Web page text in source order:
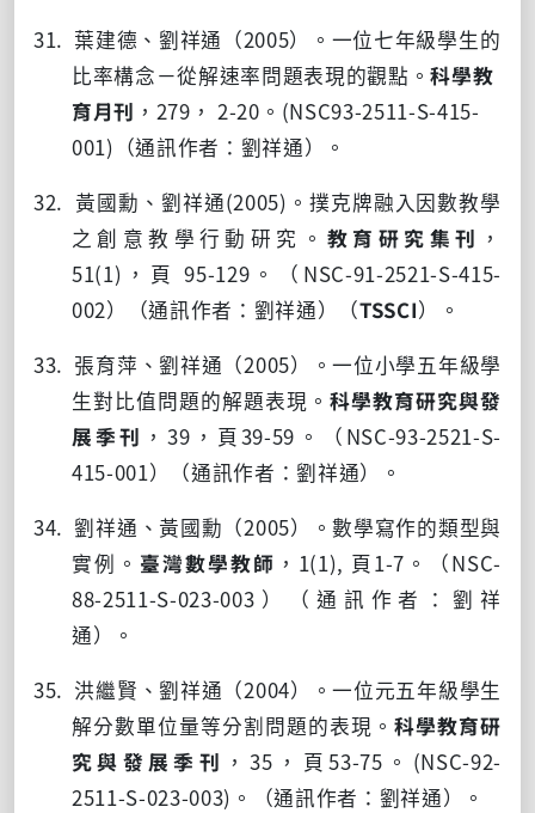
31. 葉建德、劉祥通（2005）。一位七年級學生的
比率構念－從解速率問題表現的觀點。科學教
育月刊 ， 279 ， 2-20 。 (NSC93-2511-S-415-
001) （通訊作者：劉祥通）。
32. 黃國勳、劉祥通(2005) 。撲克牌融入因數教學
之創意教學行動研究。 教育研究集刊 ，
51(1) ，頁 95-129 。（ NSC-91-2521-S-415-
002）（通訊作者：劉祥通）（TSSCI）。
33. 張育萍、劉祥通（2005）。一位小學五年級學
生對比值問題的解題表現。科學教育研究與發
展季刊 ，39 ，頁39-59 。（ NSC-93-2521-S-
415-001）（通訊作者：劉祥通）。
34. 劉祥通、黃國勳（2005）。數學寫作的類型與
實例。 臺灣數學教師 ， 1(1), 頁1-7 。（NSC-
88-2511-S-023-003 ）（通訊作者：劉祥
通）。
35. 洪繼賢、劉祥通（2004）。一位元五年級學生
解分數單位量等分割問題的表現。科學教育研
究與發展季刊 ，35 ，頁53-75 。 (NSC-92-
2511-S-023-003) 。（通訊作者：劉祥通）。